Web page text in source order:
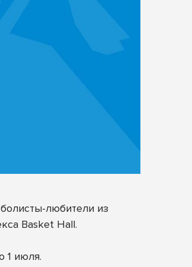
любители из
Basket Hall.
1 июля.